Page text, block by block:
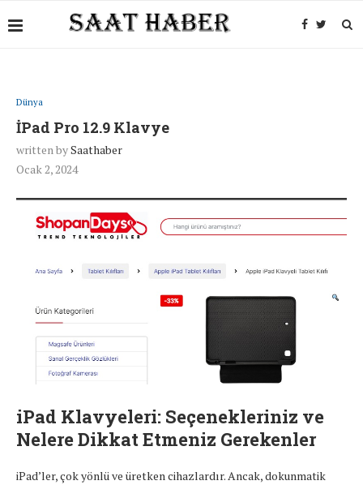
Dünya
İPad Pro 12.9 Klavye
written bySaathaber
Ocak 2, 2024
iPad Klavyeleri: Seçenekleriniz ve
Nelere Dikkat Etmeniz Gerekenler
iPad’ler, çok yönlü ve üretken cihazlardır. Ancak, dokunmatik